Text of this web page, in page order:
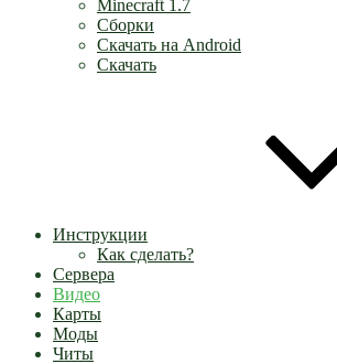
Minecraft 1.7
Сборки
Скачать на Android
Скачать
Инструкции
Как сделать?
Сервера
Видео
Карты
Моды
Читы